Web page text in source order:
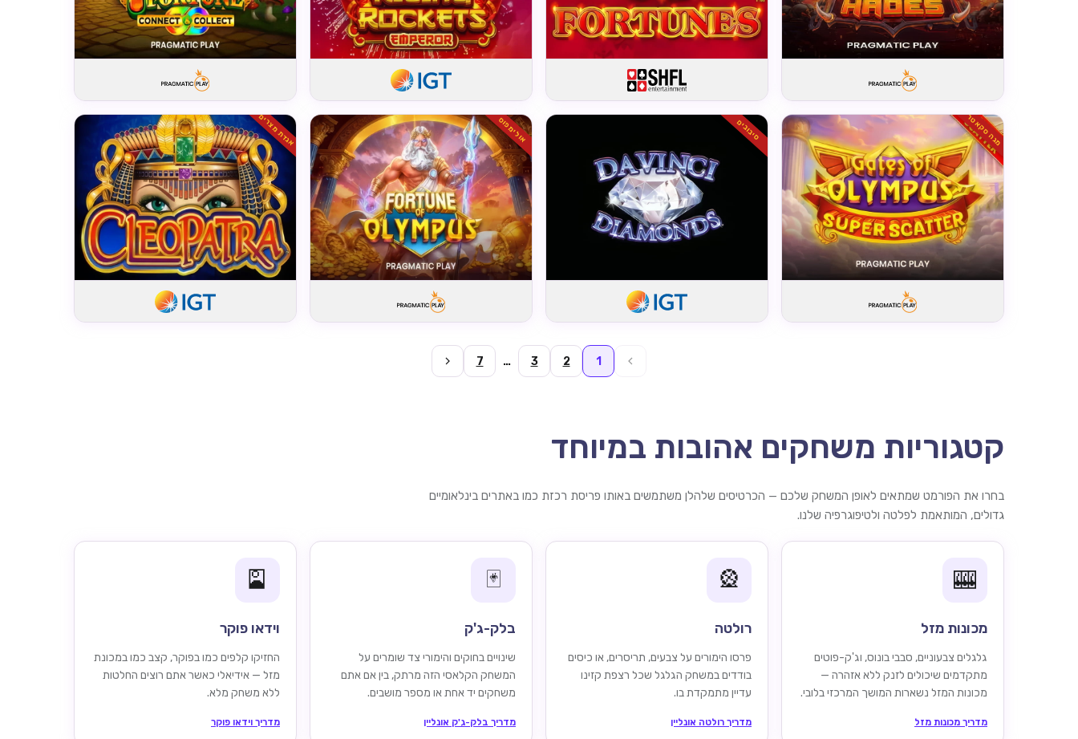
מגה סקאטר סיבובים אולימפוס אגדת מצרים
1
2
3
…
7
קטגוריות משחקים אהובות במיוחד
בחרו את הפורמט שמתאים לאופן המשחק שלכם — הכרטיסים שלהלן משתמשים באותו פריסת רכזת כמו באתרים בינלאומיים
גדולים, המותאמת לפלטה ולטיפוגרפיה שלנו.
🎰
מכונות מזל
גלגלים צבעוניים, סבבי בונוס, וג'ק-פוטים
מתקדמים שיכולים לזנק ללא אזהרה —
מכונות המזל נשארות המושך המרכזי בלובי.
מדריך מכונות מזל
🎡
רולטה
פרסו הימורים על צבעים, תריסרים, או כיסים
בודדים במשחק הגלגל שכל רצפת קזינו
עדיין מתמקדת בו.
מדריך רולטה אונליין
🃏
בלק-ג'ק
שינויים בחוקים והימורי צד שומרים על
המשחק הקלאסי הזה מרתק, בין אם אתם
משחקים יד אחת או מספר מושבים.
מדריך בלק-ג'ק אונליין
🎴
וידאו פוקר
החזיקו קלפים כמו בפוקר, קצב כמו במכונת
מזל — אידיאלי כאשר אתם רוצים החלטות
ללא משחק מלא.
מדריך וידאו פוקר